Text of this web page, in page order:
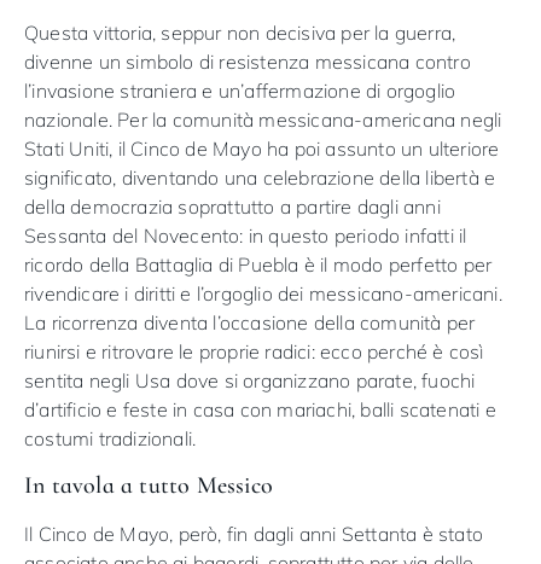
Questa vittoria, seppur non decisiva per la guerra,
divenne un simbolo di resistenza messicana contro
l’invasione straniera e un’affermazione di orgoglio
nazionale. Per la comunità messicana-americana negli
Stati Uniti, il Cinco de Mayo ha poi assunto un ulteriore
significato, diventando una celebrazione della libertà e
della democrazia soprattutto a partire dagli anni
Sessanta del Novecento: in questo periodo infatti il
ricordo della Battaglia di Puebla è il modo perfetto per
rivendicare i diritti e l’orgoglio dei messicano-americani.
La ricorrenza diventa l’occasione della comunità per
riunirsi e ritrovare le proprie radici: ecco perché è così
sentita negli Usa dove si organizzano parate, fuochi
d’artificio e feste in casa con mariachi, balli scatenati e
costumi tradizionali.
In tavola a tutto Messico
Il Cinco de Mayo, però, fin dagli anni Settanta è stato